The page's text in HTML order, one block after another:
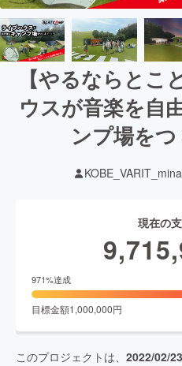
【やるならとこ
ウスが音楽を自
ンプ場をつ
現在の
971%達成
目標金額1,000,000円
このプロジェクトは、 2022/02/23